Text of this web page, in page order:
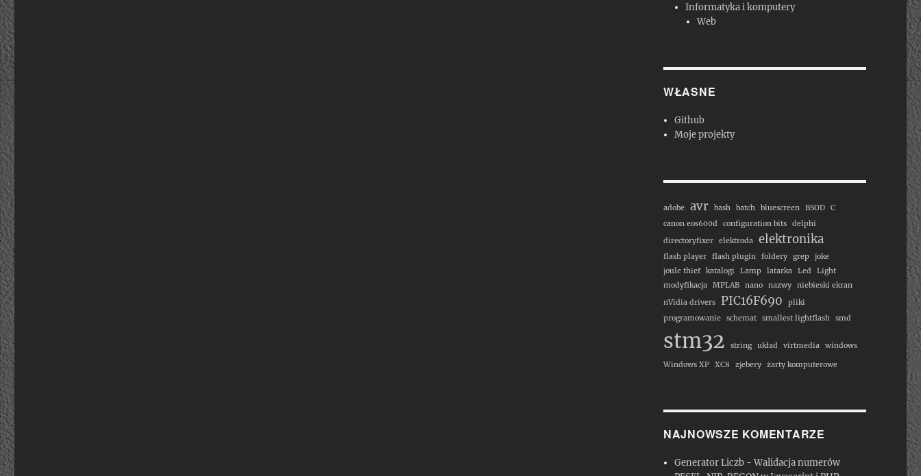
Informatyka i komputery
Web
WŁASNE
Github
Moje projekty
adobe avr bash batch bluescreen BSOD
C
canon eos600d
configuration bits
delphi
directoryfixer
elektroda elektronika
flash player flash plugin foldery grep
joke
joule thief
katalogi Lamp latarka Led
Light
modyfikacja
MPLAB nano nazwy
niebieski ekran
nVidia drivers
PIC16F690
pliki
programowanie
schemat smallest lightflash smd
stm32 string układ virtmedia windows
Windows XP XC8 zjebery żarty komputerowe
NAJNOWSZE KOMENTARZE
Generator Liczb -Walidacja numerów